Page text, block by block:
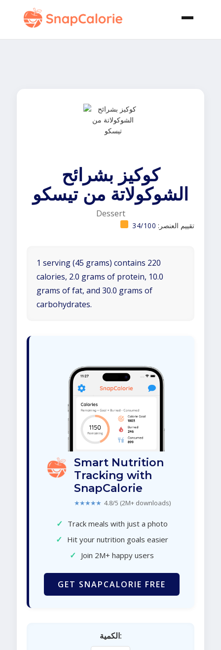
كوكيز بشرائح
الشوكولاتة من تيسكو
Dessert
تقييم العنصر: 34/100
1 serving (45 grams) contains 220
calories, 2.0 grams of protein, 10.0
grams of fat, and 30.0 grams of
carbohydrates.
Smart Nutrition
Tracking with
SnapCalorie
★★★★★ 4.8/5 (2M+ downloads)
✓ Track meals with just a photo
✓ Hit your nutrition goals easier
✓ Join 2M+ happy users
GET SNAPCALORIE FREE
الكمية: